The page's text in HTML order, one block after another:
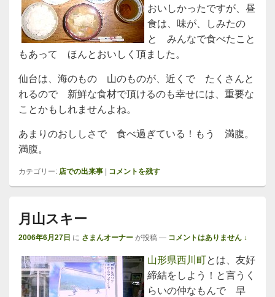
おいしかったですが、昼
食は、味が、しみたの
と みんなで食べたこと
もあって ほんとおいしく頂ました。
仙台は、海のもの 山のものが、近くで たくさんと
れるので 新鮮な食材で頂けるのも幸せには、重要な
ことかもしれませんよね。
あまりのおししさで 食べ過ぎている！もう 満腹。
満腹。
カテゴリー: 店での出来事 コメントを残す
月山スキー
2006年6月27日 に さまんオーナー が投稿 — コメントはありません ↓
山形県西川町とは、友好
締結をしよう！と言うく
らいの仲なもんで 早